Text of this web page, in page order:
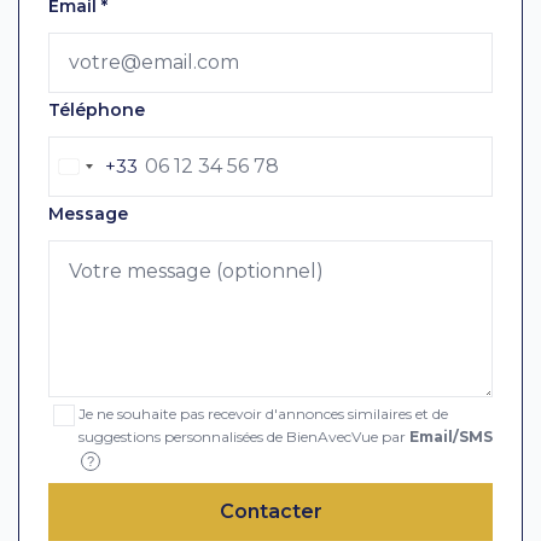
Email *
Téléphone
+33
Message
Je ne souhaite pas recevoir d'annonces similaires et de
suggestions personnalisées de BienAvecVue par Email/SMS
?
Contacter